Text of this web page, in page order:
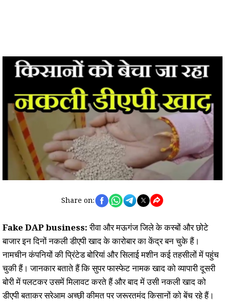
Share on:
Fake DAP business:रीवा और मऊगंज जिले के कस्बों और छोटे
बाजार इन दिनों नकली डीएपी खाद के कारोबार का केंद्र बन चुके हैं।
नामचीन कंपनियों की प्रिंटेड बोरियां और सिलाई मशीन कई तहसीलों में पहुंच
चुकी हैं। जानकार बताते हैं कि सुपर फास्फेट नामक खाद को व्यापारी दूसरी
बोरी में पलटकर उसमें मिलावट करते हैं और बाद में उसी नकली खाद को
डीएपी बताकर सरेआम अच्छी कीमत पर जरूरतमंद किसानों को बेंच रहे हैं।